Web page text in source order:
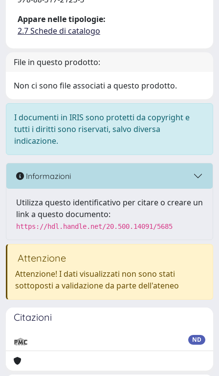
Appare nelle tipologie:
2.7 Schede di catalogo
File in questo prodotto:
Non ci sono file associati a questo prodotto.
I documenti in IRIS sono protetti da copyright e
tutti i diritti sono riservati, salvo diversa
indicazione.
Informazioni
Utilizza questo identificativo per citare o creare un
link a questo documento:
https://hdl.handle.net/20.500.14091/5685
Attenzione
Attenzione! I dati visualizzati non sono stati
sottoposti a validazione da parte dell'ateneo
Citazioni
ND